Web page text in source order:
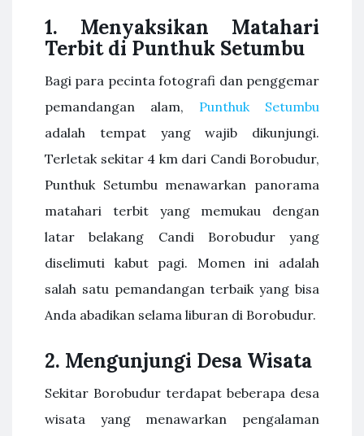
1. Menyaksikan Matahari
Terbit di Punthuk Setumbu
Bagi para pecinta fotografi dan penggemar
pemandangan alam, Punthuk Setumbu
adalah tempat yang wajib dikunjungi.
Terletak sekitar 4 km dari Candi Borobudur,
Punthuk Setumbu menawarkan panorama
matahari terbit yang memukau dengan
latar belakang Candi Borobudur yang
diselimuti kabut pagi. Momen ini adalah
salah satu pemandangan terbaik yang bisa
Anda abadikan selama liburan di Borobudur.
2. Mengunjungi Desa Wisata
Sekitar Borobudur terdapat beberapa desa
wisata yang menawarkan pengalaman